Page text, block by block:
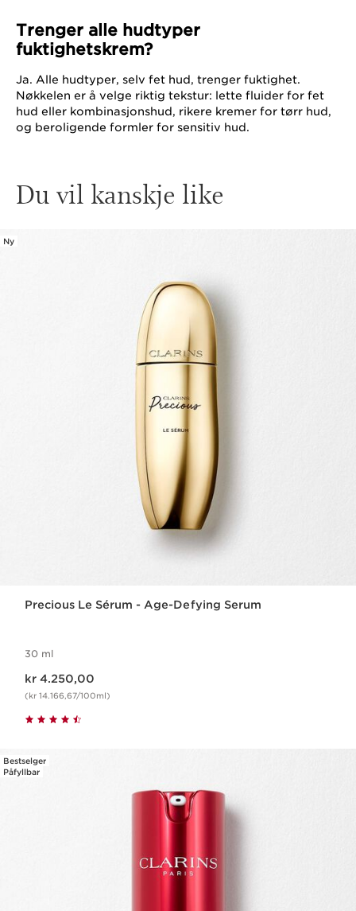
Trenger alle hudtyper
fuktighetskrem?
Ja. Alle hudtyper, selv fet hud, trenger fuktighet.
Nøkkelen er å velge riktig tekstur: lette fluider for fet
hud eller kombinasjonshud, rikere kremer for tørr hud,
og beroligende formler for sensitiv hud.
Du vil kanskje like
Ny
Precious Le Sérum - Age-Defying Serum
30 ml
kr 4.250,00
(kr 14.166,67/100ml)
Bestselger
Påfyllbar